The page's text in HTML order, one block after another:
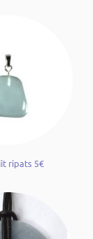
ripats 5€